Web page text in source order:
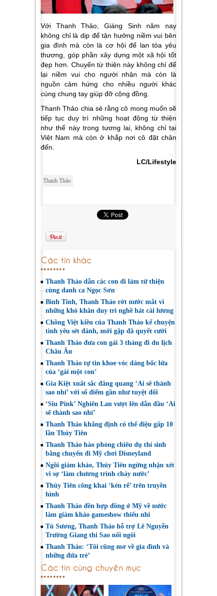
Với Thanh Thảo, Giáng Sinh năm nay
không chỉ là dịp để tận hưởng niềm vui bên
gia đình mà còn là cơ hội để lan tỏa yêu
thương, góp phần xây dựng một xã hội tốt
đẹp hơn. Chuyến từ thiện này không chỉ để
lại niềm vui cho người nhận mà còn là
nguồn cảm hứng cho nhiều người khác
cùng chung tay giúp đỡ cộng đồng.
Thanh Thảo chia sẻ rằng cô mong muốn sẽ
tiếp tục duy trì những hoạt động từ thiện
như thế này trong tương lai, không chỉ tại
Việt Nam mà còn ở khắp nơi cô đặt chân
đến.
LC/Lifestyle
Thanh Thảo
Các tin khác
Thanh Thảo dẫn các con đi làm từ thiện
cùng danh ca Ngọc Sơn
Bình Tinh, Thanh Thảo rớt nước mắt vì
những khó khăn duy trì nghề hát cải lương
Chồng Việt kiều của Thanh Thảo kể chuyện
tình yêu sét đánh, mới gặp đã quyết cưới
Thanh Thảo đưa con gái 3 tháng đi du lịch
Châu Âu
Thanh Thảo tự tin khoe vóc dáng bốc lửa
của ‘gái một con’
Gia Kiệt xuất sắc đăng quang ‘Ai sẽ thành
sao nhí’ với số điểm gần như tuyệt đối
‘Siu Pink’ Nghiên Lan vượt lên dẫn đầu ‘Ai
sẽ thành sao nhí’
Thanh Thảo khẳng định có thể điệu gấp 10
lần Thủy Tiên
Thanh Thảo hào phóng chiêu dụ thí sinh
bằng chuyến đi Mỹ chơi Disneyland
Ngồi giám khảo, Thủy Tiên ngừng nhận xét
vì sợ ‘làm chương trình chảy nước’
Thủy Tiên công khai ‘kén rể’ trên truyền
hình
Thanh Thảo đền hợp đồng ở Mỹ về nước
làm giám khảo gameshow thiếu nhi
Tú Sương, Thanh Thảo hỗ trợ Lê Nguyễn
Trường Giang thi Sao nối ngôi
Thanh Thảo: ‘Tôi cũng mơ về gia đình và
những đứa trẻ’
Các tin cùng chuyên mục